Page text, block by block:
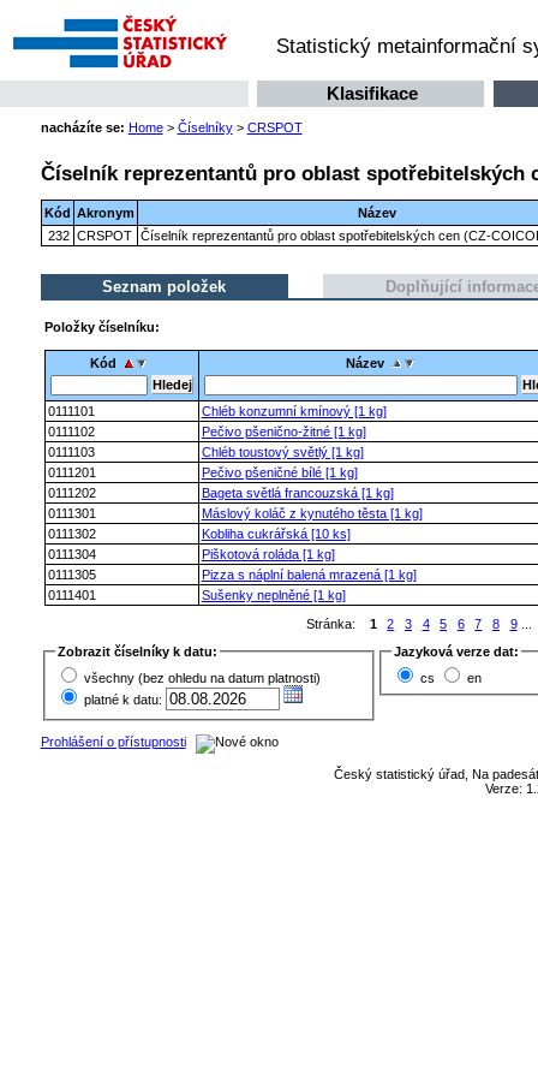
Statistický metainformační
Klasifikace
nacházíte se: Home> Číselníky> CRSPOT
Číselník reprezentantů pro oblast spotřebitelských
Kód Akronym
Název
232 CRSPOT Číselník reprezentantů pro oblast spotřebitelských cen (CZ-
Seznam položek Doplňující
Položky číselníku:
Kód Název
0111101
Chléb konzumní kmínový [1 kg]
0111102
Pečivo pšenično-žitné [1 kg]
0111103
Chléb toustový světlý [1 kg]
0111201
Pečivo pšeničné bílé [1 kg]
0111202
Bageta světlá francouzská [1 kg]
0111301
Máslový koláč z kynutého těsta [1 kg]
0111302
Kobliha cukrářská [10 ks]
0111304
Piškotová roláda [1 kg]
0111305
Pizza s náplní balená mrazená [1 kg]
0111401
Sušenky neplněné [1 kg]
Stránka:
1 2 3 4 5 6 7 8 9...
Zobrazit číselníky k datu:
všechny (bez ohledu na datum platnosti)
platné k datu:
Jazyková verze dat:
cs
en
Prohlášení o přístupnosti
Český statistický úřad, Na
Verze: